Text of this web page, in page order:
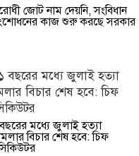
জোট নাম দেয়নি, সংবিধান
কাজ শুরু করছে সরকার
মধ্যে জুলাই হত্যা
বিচার শেষ হবে: চিফ